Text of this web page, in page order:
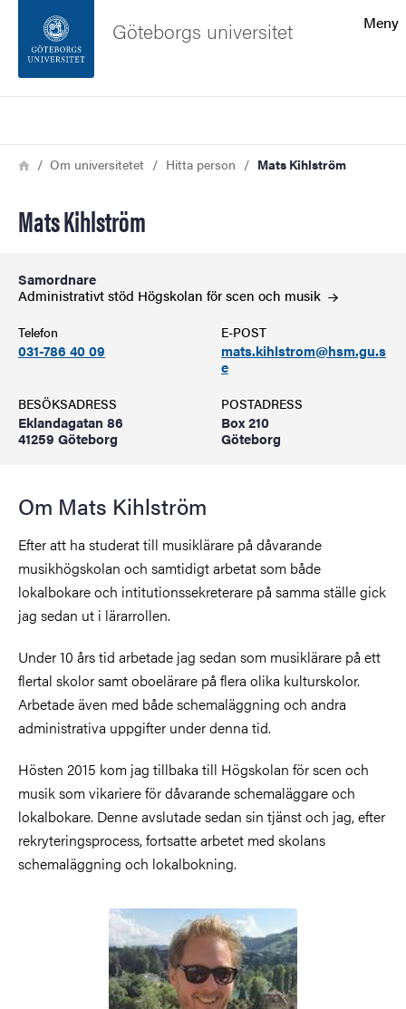
Sidfoten
Meny
Göteborgs universitet
Länkstig
HemOm universitetet Hitta person Mats Kihlström
Mats Kihlström
Samordnare
Administrativt stöd Högskolan för scen och musik
Telefon
031-786 40 09
E-POST
mats.kihlstrom@hsm.gu.s
e
BESÖKSADRESS
Eklandagatan 86
41259 Göteborg
POSTADRESS
Box 210
Göteborg
Om Mats Kihlström
Efter att ha studerat till musiklärare på dåvarande
musikhögskolan och samtidigt arbetat som både
lokalbokare och intitutionssekreterare på samma ställe gick
jag sedan ut i lärarrollen.
Under 10 års tid arbetade jag sedan som musiklärare på ett
flertal skolor samt oboelärare på flera olika kulturskolor.
Arbetade även med både schemaläggning och andra
administrativa uppgifter under denna tid.
Hösten 2015 kom jag tillbaka till Högskolan för scen och
musik som vikariere för dåvarande schemaläggare och
lokalbokare. Denne avslutade sedan sin tjänst och jag, efter
rekryteringsprocess, fortsatte arbetet med skolans
schemaläggning och lokalbokning.